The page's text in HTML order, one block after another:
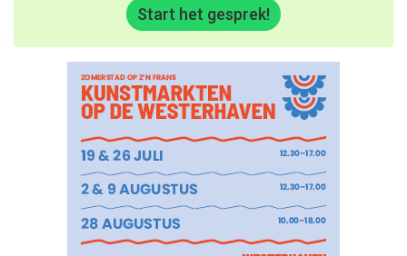
Start het gesprek!